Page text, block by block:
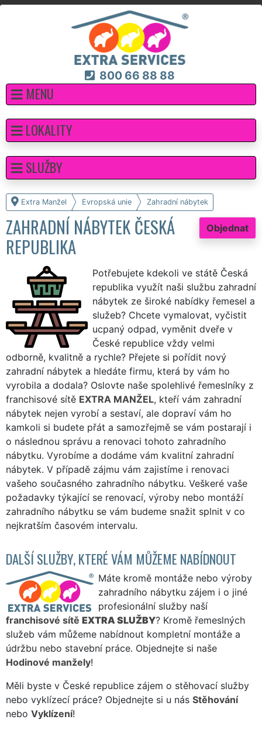
800 66 88 88
MENU
Extra Manžel Evropská unie Zahradní nábytek
Objednat
ZAHRADNÍ NÁBYTEK ČESKÁ
REPUBLIKA
Potřebujete kdekoli ve státě Česká
republika využít naši službu zahradní
nábytek ze široké nabídky řemesel a
služeb? Chcete vymalovat, vyčistit
ucpaný odpad, vyměnit dveře v
České republice vždy velmi
odborně, kvalitně a rychle? Přejete si pořídit nový
zahradní nábytek a hledáte firmu, která by vám ho
vyrobila a dodala? Oslovte naše spolehlivé řemeslníky z
franchisové sítě EXTRA MANŽEL, kteří vám zahradní
nábytek nejen vyrobí a sestaví, ale dopraví vám ho
kamkoli si budete přát a samozřejmě se vám postarají i
o následnou správu a renovaci tohoto zahradního
nábytku. Vyrobíme a dodáme vám kvalitní zahradní
nábytek. V případě zájmu vám zajistíme i renovaci
vašeho současného zahradního nábytku. Veškeré vaše
požadavky týkající se renovací, výroby nebo montáží
zahradního nábytku se vám budeme snažit splnit v co
nejkratším časovém intervalu.
DALŠÍ SLUŽBY, KTERÉ VÁM MŮŽEME NABÍDNOUT
Máte kromě montáže nebo výroby
zahradního nábytku zájem i o jiné
profesionální služby naší
franchisové sítě EXTRA SLUŽBY? Kromě řemeslných
služeb vám můžeme nabídnout kompletní montáže a
údržbu nebo stavební práce. Objednejte si naše
Hodinové manžely!
Měli byste v České republice zájem o stěhovací služby
nebo vyklízecí práce? Objednejte si u nás Stěhování
nebo Vyklízení!
LOKALITY
SLUŽBY